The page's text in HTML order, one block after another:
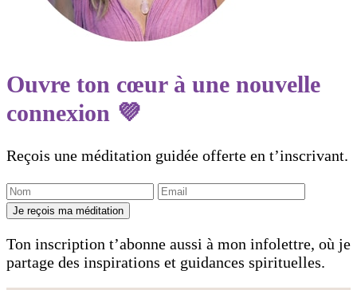
Ouvre ton cœur à une nouvelle
connexion 💜
Reçois une méditation guidée offerte en t’inscrivant.
Je reçois ma méditation
Ton inscription t’abonne aussi à mon infolettre, où je
partage des inspirations et guidances spirituelles.